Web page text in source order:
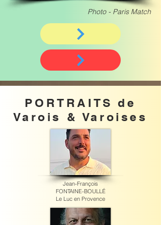
Photo - Paris Match
PORTRAITS de
Varois & Varoises
Jean-François
FONTAINE-BOULLÉ
Le Luc en Provence